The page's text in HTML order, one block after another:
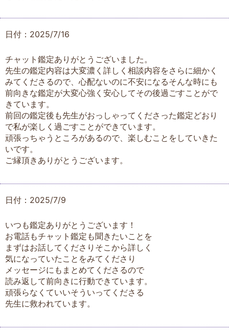
日付：2025/7/16
チャット鑑定ありがとうございました。
先生の鑑定内容は大変濃く詳しく相談内容をさらに細かく
みてくださるので、心配ないのに不安になるそんな時にも
前向きな鑑定が大変心強く安心してその後過ごすことがで
きています。
前回の鑑定後も先生がおっしゃってくださった鑑定どおり
で私が楽しく過ごすことができています。
頑張っちゃうところがあるので、楽しむことをしていきた
いです。
ご縁頂きありがとうございます。
日付：2025/7/9
いつも鑑定ありがとうございます！
お電話もチャット鑑定も聞きたいことを
まずはお話してくださりそこから詳しく
気になっていたことをみてくださり
メッセージにもまとめてくださるので
読み返して前向きに行動できています。
頑張らなくていいそういってくださる
先生に救われています。